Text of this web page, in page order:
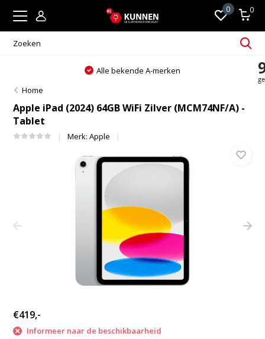
0 0
Alle bekende A-merken
Home
Apple iPad (2024) 64GB WiFi Zilver (MCM74NF/A) -
Tablet
Merk:Apple
€419,-
Informeer naar de beschikbaarheid